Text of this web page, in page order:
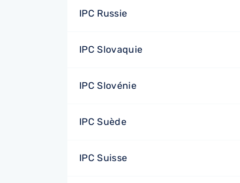
IPC Russie
IPC Slovaquie
IPC Slovénie
IPC Suède
IPC Suisse